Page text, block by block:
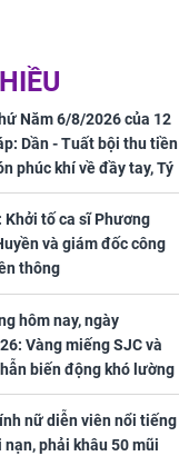
Năm 6/8/2026 của 12
Dần - Tuất bội thu tiền
phúc khí về đầy tay, Tý
việc khó khăn, tiền
nón ra đi
Khởi tố ca sĩ Phương
và giám đốc công
thông
hôm nay, ngày
Vàng miếng SJC và
biến động khó lường
nữ diễn viên nổi tiếng
nạn, phải khâu 50 mũi